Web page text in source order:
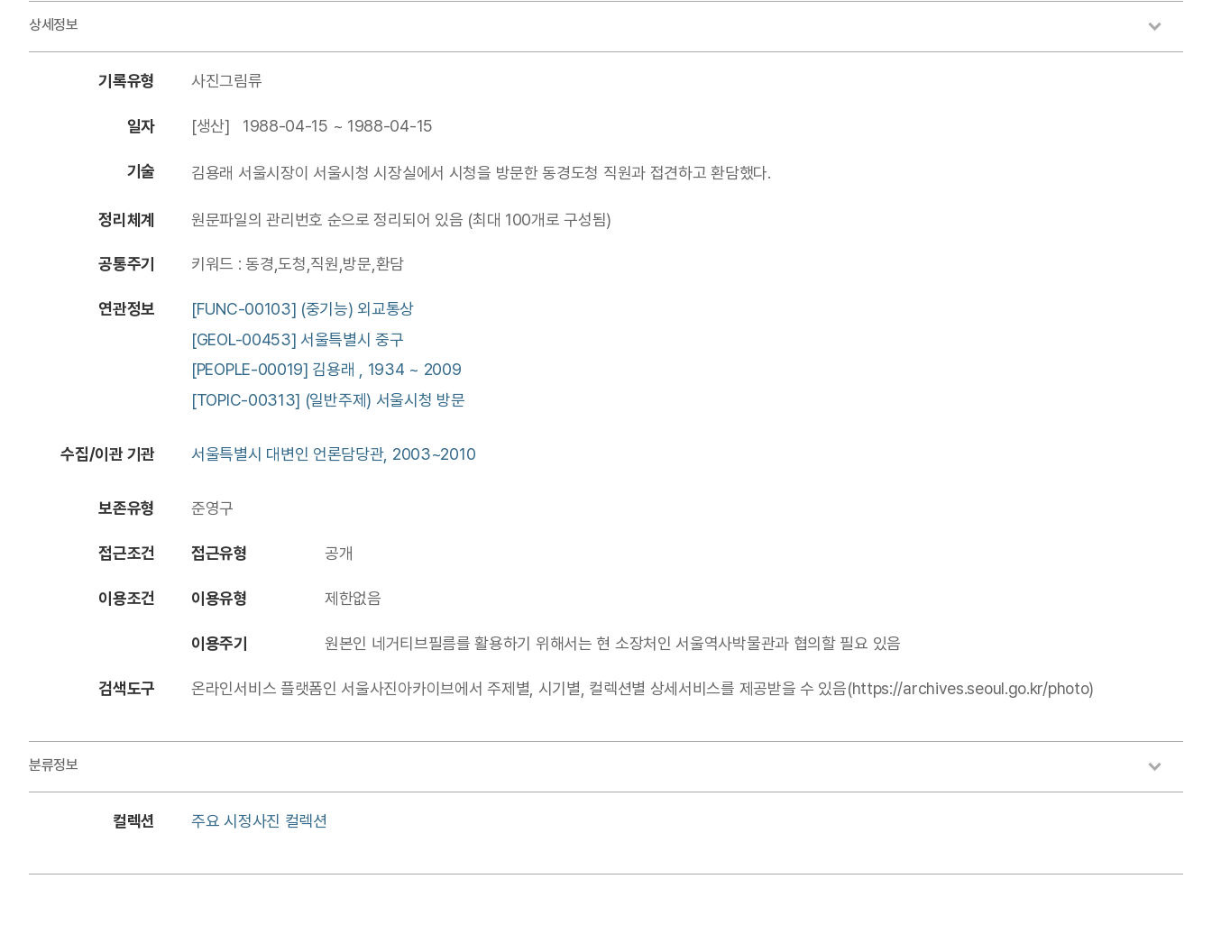
상세정보
기록유형 사진그림류
일자 [생산] 1988-04-15 ~ 1988-04-15
기술 김용래 서울시장이 서울시청 시장실에서 시청을 방문한 동경도청 직원과 접견하고 환담했다.
정리체계 원문파일의 관리번호 순으로 정리되어 있음 (최대 100개로 구성됨)
공통주기 키워드 : 동경,도청,직원,방문,환담
연관정보
[FUNC-00103] (중기능) 외교통상
[GEOL-00453] 서울특별시 중구
[PEOPLE-00019] 김용래 , 1934 ~ 2009
[TOPIC-00313] (일반주제) 서울시청 방문
수집/이관 기관 서울특별시 대변인 언론담당관, 2003~2010
보존유형 준영구
접근조건 접근유형 공개
이용조건 이용유형 제한없음
이용주기 원본인 네거티브필름를 활용하기 위해서는 현 소장처인 서울역사박물관과 협의할 필요 있음
검색도구 온라인서비스 플랫폼인 서울사진아카이브에서 주제별, 시기별, 컬렉션별 상세서비스를 제공받을 수 있음(https://archives.seoul.go.kr/photo)
분류정보
컬렉션 주요 시정사진 컬렉션